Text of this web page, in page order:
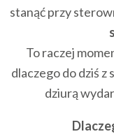
stanąć przy
To raczej
dlaczego do dziś z
dziurą